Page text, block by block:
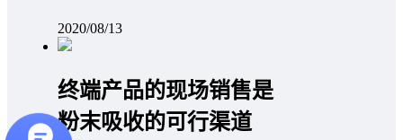
2020/08/13
终端产品的现场销售是
粉末吸收的可行渠道